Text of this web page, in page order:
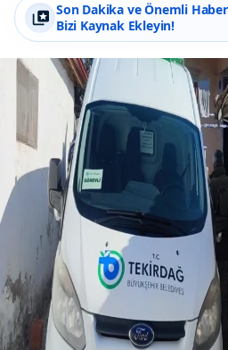
Son Dakika ve Önemli
Bizi Kaynak Ekleyin!